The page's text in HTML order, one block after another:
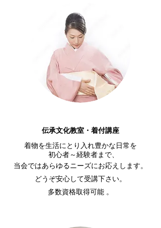
伝承文化教室・着付講座
着物を生活にとり入れ豊かな日常を
初心者～経験者まで、
当会ではあらゆるニーズにお応えします。
どうぞ安心して受講下さい。
多数資格取得可能 。